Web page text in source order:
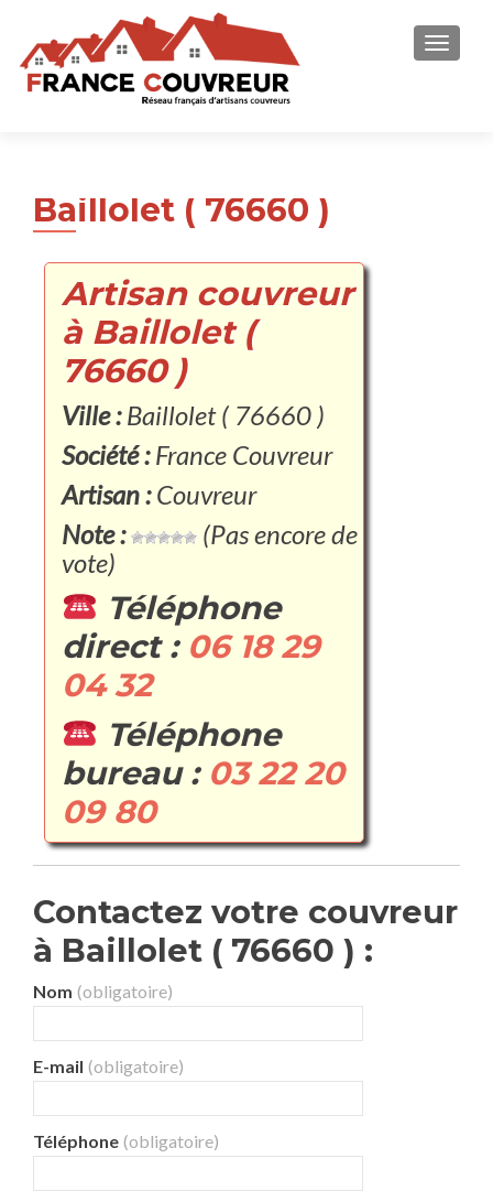
Baillolet ( 76660 )
Artisan couvreur
à Baillolet (
76660 )
Ville :Baillolet ( 76660 )
Société :France Couvreur
Artisan :Couvreur
Note :
(Pas encore de
vote)
Téléphone
direct : 06 18 29
04 32
Téléphone
bureau : 03 22 20
09 80
Contactez votre couvreur
à Baillolet ( 76660 ) :
Nom (obligatoire)
E-mail (obligatoire)
Téléphone (obligatoire)